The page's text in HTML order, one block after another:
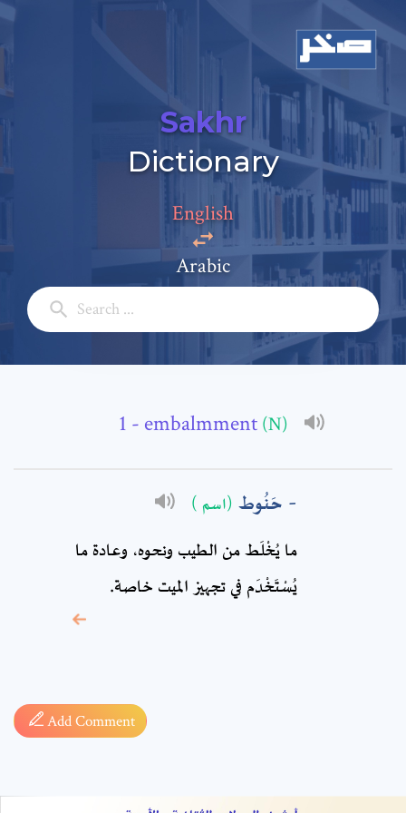
Sakhr
Dictionary
English
Arabic
- embalmment (N)
حَنُوط (اسم )
ما يُخْلَط من الطيب ونحوه، وعادة ما
يُسْتَخْدَم في تجهيز الميت خاصة.
Add Comment
Add a comment
Full Name: *
Comment: *